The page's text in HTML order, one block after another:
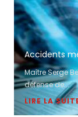
Accidents
Maître Serge
défense de...
LIRE LA